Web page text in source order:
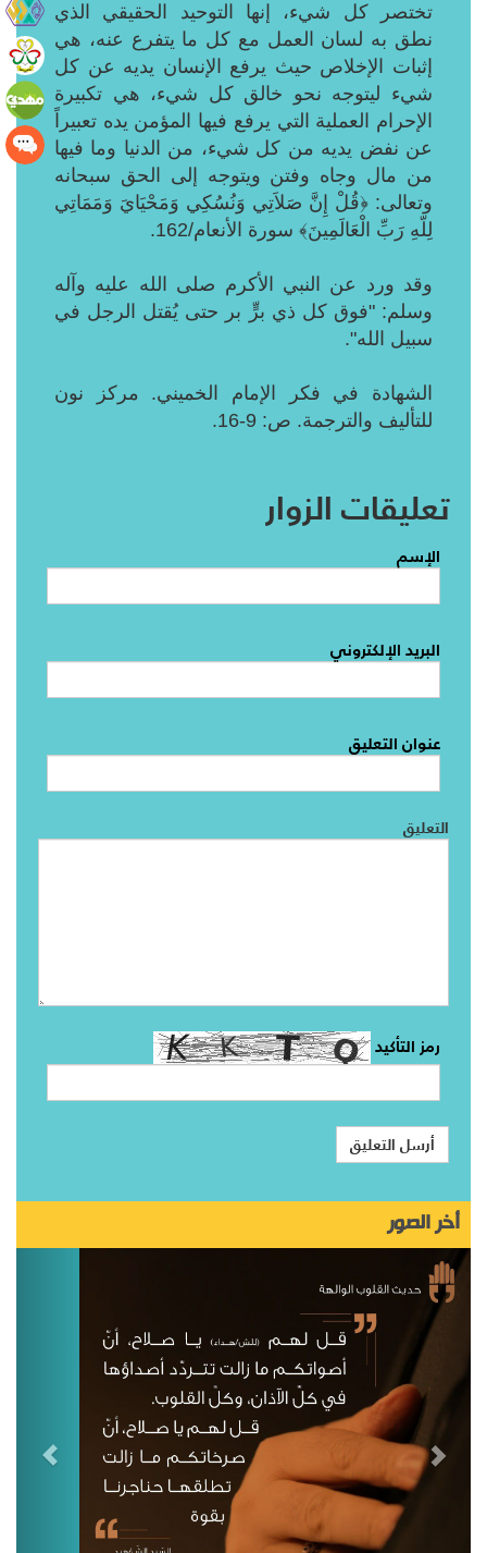
تختصر كل شيء، إنها التوحيد الحقيقي الذي
نطق به لسان العمل مع كل ما يتفرع عنه، هي
إثبات الإخلاص حيث يرفع الإنسان يديه عن كل
شيء ليتوجه نحو خالق كل شيء، هي تكبيرة
الإحرام العملية التي يرفع فيها المؤمن يده تعبيراً
عن نفض يديه من كل شيء، من الدنيا وما فيها
من مال وجاه وفتن ويتوجه إلى الحق سبحانه
وتعالى: ﴿قُلْ إِنَّ صَلاَتِي وَنُسُكِي وَمَحْيَايَ وَمَمَاتِي
لِلّهِ رَبِّ الْعَالَمِينَ﴾ سورة الأنعام/162.
وقد ورد عن النبي الأكرم صلى الله عليه وآله
وسلم: "فوق كل ذي برٍّ بر حتى يُقتل الرجل في
سبيل الله".
الشهادة في فكر الإمام الخميني. مركز نون
للتأليف والترجمة. ص: 9-16.
تعليقات الزوار
الإسم
البريد الإلكتروني
عنوان التعليق
التعليق
رمز التأكيد
أخر الصور